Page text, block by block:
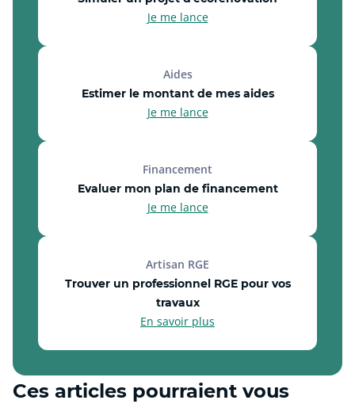
Je me lance
Estimer le montant de mes aides
Aides
Je me lance
Evaluer mon plan de financement
Financement
Je me lance
Trouver un professionnel RGE pour vos
travaux
Artisan RGE
En savoir plus
Ces articles pourraient vous